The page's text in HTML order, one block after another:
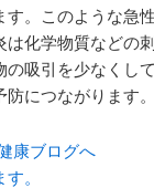
す。このような急
は化学物質などの
の吸引を少なくし
につながります。
。